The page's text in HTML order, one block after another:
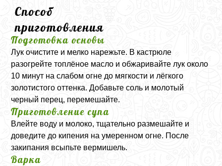
Способ
приготовления
Подготовка основы
Лук очистите и мелко нарежьте. В кастрюле
разогрейте топлёное масло и обжаривайте лук около
10 минут на слабом огне до мягкости и лёгкого
золотистого оттенка. Добавьте соль и молотый
черный перец, перемешайте.
Приготовление супа
Влейте воду и молоко, тщательно размешайте и
доведите до кипения на умеренном огне. После
закипания всыпьте вермишель.
Варка